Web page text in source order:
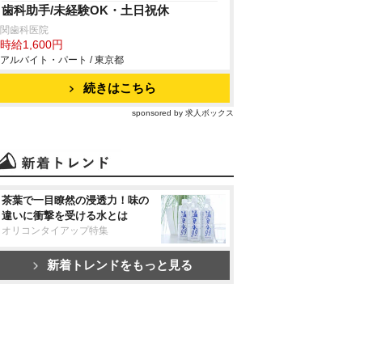
歯科助手/未経験OK・土日祝休
関歯科医院
時給1,600円
アルバイト・パート / 東京都
続きはこちら
sponsored by 求人ボックス
茶葉で一目瞭然の浸透力！味の
違いに衝撃を受ける水とは
オリコンタイアップ特集
新着トレンドをもっと見る